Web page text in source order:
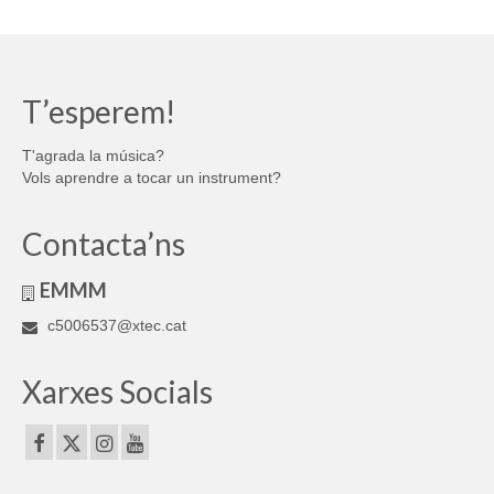
T’esperem!
T'agrada la música?
Vols aprendre a tocar un instrument?
Contacta’ns
EMMM
c5006537@xtec.cat
Xarxes Socials